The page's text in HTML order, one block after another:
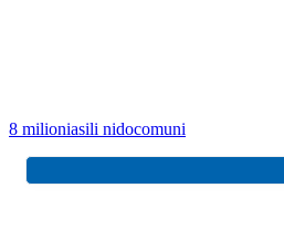
8 milioniasili nidocomuni